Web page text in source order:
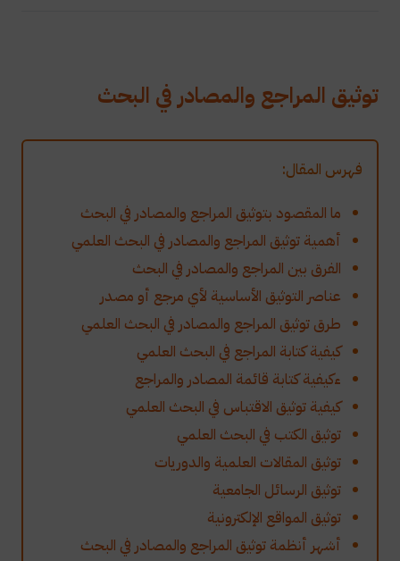
توثيق المراجع والمصادر في البحث
فهرس المقال:
ما المقصود بتوثيق المراجع والمصادر في البحث
أهمية توثيق المراجع والمصادر في البحث العلمي
الفرق بين المراجع والمصادر في البحث
عناصر التوثيق الأساسية لأي مرجع أو مصدر
طرق توثيق المراجع والمصادر في البحث العلمي
كيفية كتابة المراجع في البحث العلمي
ءكيفية كتابة قائمة المصادر والمراجع
كيفية توثيق الاقتباس في البحث العلمي
توثيق الكتب في البحث العلمي
توثيق المقالات العلمية والدوريات
توثيق الرسائل الجامعية
توثيق المواقع الإلكترونية
أشهر أنظمة توثيق المراجع والمصادر في البحث